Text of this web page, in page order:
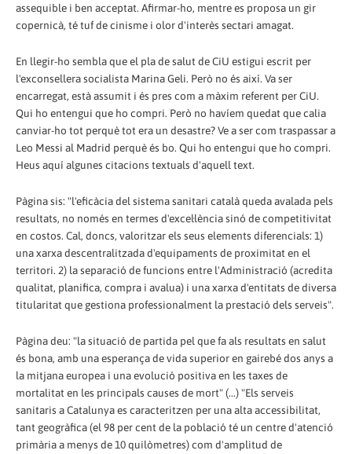
assequible i ben acceptat. Afirmar-ho, mentre es proposa un gir
copernicà, té tuf de cinisme i olor d'interès sectari amagat.
En llegir-ho sembla que el pla de salut de CiU estigui escrit per
l'exconsellera socialista Marina Geli. Però no és així. Va ser
encarregat, està assumit i és pres com a màxim referent per CiU.
Qui ho entengui que ho compri. Però no havíem quedat que calia
canviar-ho tot perquè tot era un desastre? Ve a ser com traspassar a
Leo Messi al Madrid perquè és bo. Qui ho entengui que ho compri.
Heus aquí algunes citacions textuals d'aquell text.
Pàgina sis: "l'eficàcia del sistema sanitari català queda avalada pels
resultats, no només en termes d'excel·lència sinó de competitivitat
en costos. Cal, doncs, valoritzar els seus elements diferencials: 1)
una xarxa descentralitzada d'equipaments de proximitat en el
territori. 2) la separació de funcions entre l'Administració (acredita
qualitat, planifica, compra i avalua) i una xarxa d'entitats de diversa
titularitat que gestiona professionalment la prestació dels serveis".
Pàgina deu: "la situació de partida pel que fa als resultats en salut
és bona, amb una esperança de vida superior en gairebé dos anys a
la mitjana europea i una evolució positiva en les taxes de
mortalitat en les principals causes de mort" (...) "Els serveis
sanitaris a Catalunya es caracteritzen per una alta accessibilitat,
tant geogràfica (el 98 per cent de la població té un centre d'atenció
primària a menys de 10 quilòmetres) com d'amplitud de